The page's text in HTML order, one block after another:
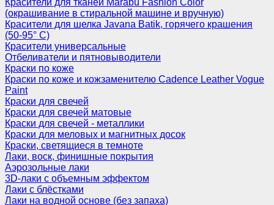
Красители для тканей Marabu Fashion Color
(окрашивание в стиральной машине и вручную)
Красители для шелка Javana Batik, горячего крашения
(50-95° С)
Красители универсальные
Отбеливатели и пятновыводители
Краски по коже
Краски по коже и кожзаменителю Cadence Leather Vogue
Paint
Краски для свечей
Краски для свечей матовые
Краски для свечей - металлики
Краски для меловых и магнитных досок
Краски, светящиеся в темноте
Лаки, воск, финишные покрытия
Аэрозольные лаки
3D-лаки с объемным эффектом
Лаки с блёстками
Лаки на водной основе (без запаха)